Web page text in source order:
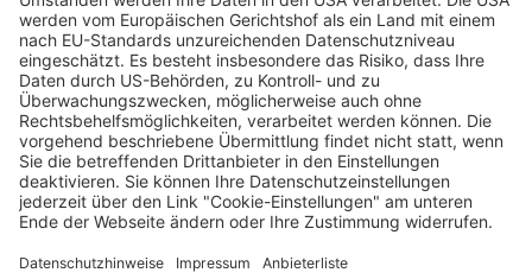
Wegen Hassrede und Elon Musk: So läuft
die Debatte über einen X-Ausstieg in
Freiburg
Matthias Joers 07.01.2025